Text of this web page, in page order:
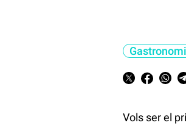
Vols ser el